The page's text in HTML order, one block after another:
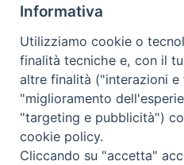
DM 23 dicembre 2025
Informazioni
mail :crf.formazione@izsler.it
Informativa
Utilizziamo cookie o
finalità tecniche e, con il
altre finalità ("interazioni e
"miglioramento
"targeting e pubblicità")
cookie policy.
Cliccando su "accetta"